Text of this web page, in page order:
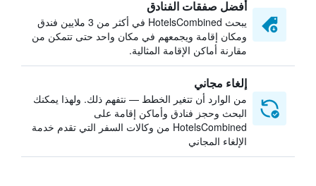
أفضل صفقات الفنادق
يبحث HotelsCombined في أكثر من 3 ملايين فندق
ومكان إقامة ويجمعهم في مكان واحد حتى تتمكن من
مقارنة أماكن الإقامة المثالية.
إلغاء مجاني
من الوارد أن تتغير الخطط — نتفهم ذلك. ولهذا يمكنك
البحث وحجز فنادق وأماكن إقامة على
HotelsCombined من وكالات السفر التي تقدم خدمة
الإلغاء المجاني